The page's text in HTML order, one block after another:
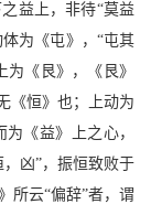
益上，非待“莫益
为《屯》，“屯其
《艮》，《艮》
《恒》也；上动为
《益》上之心，
凶”，振恒致败于
所云“偏辞”者，谓